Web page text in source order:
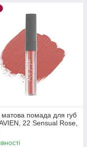
матова помада для губ
22 Sensual Rose,